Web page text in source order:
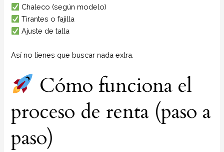
Chaleco (según modelo)
Tirantes o fajilla
Ajuste de talla
Así no tienes que buscar nada extra.
Cómo funciona el
proceso de renta (paso a
paso)